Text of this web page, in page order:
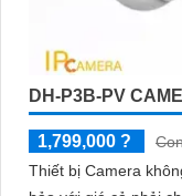
DH-P3B-PV
1,799,000 ?
Thiết bị Camera